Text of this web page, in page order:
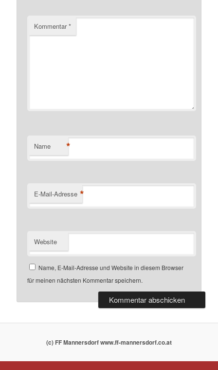
Kommentar*
Name *
E-Mail-Adresse *
Website
Name, E-Mail-Adresse und Website in diesem Browser
für meinen nächsten Kommentar speichern.
(c) FF Mannersdorf www.ff-mannersdorf.co.at